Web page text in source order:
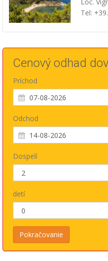
Tel:
Cenový odhad
Príchod
Odchod
Dospelí
detí